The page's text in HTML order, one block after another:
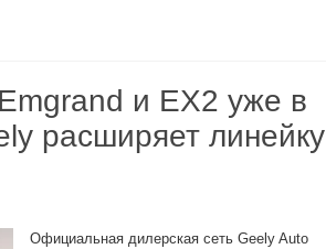
и EX2 уже в
расширяет линейку
Официальная дилерская сеть Geely Auto